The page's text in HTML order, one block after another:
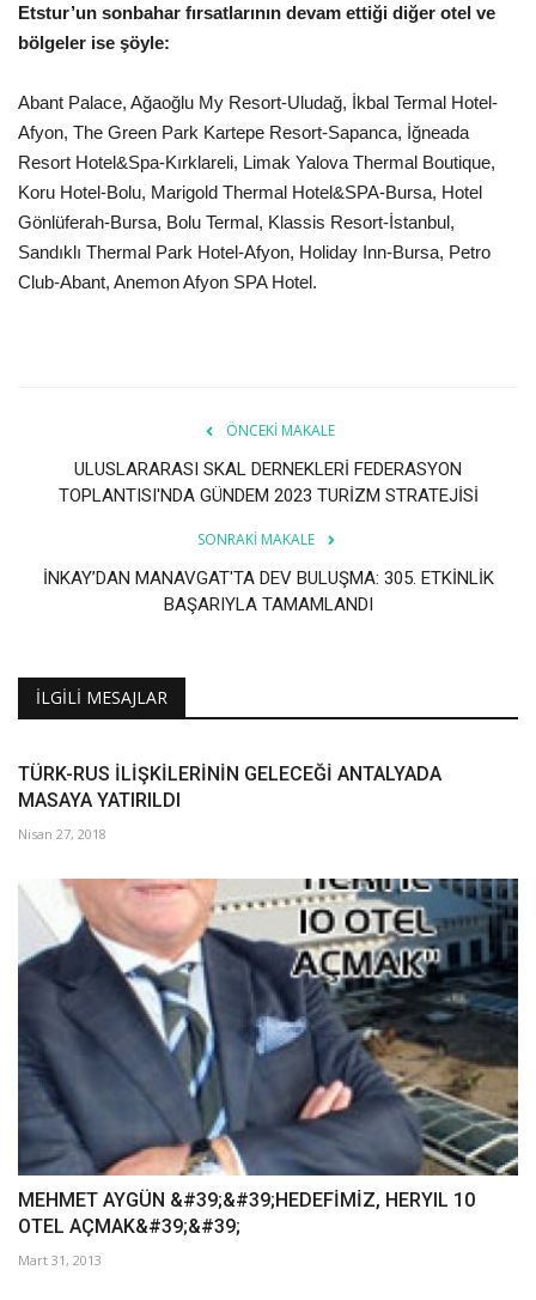
Etstur’un sonbahar fırsatlarının devam ettiği diğer otel ve
bölgeler ise şöyle:
Abant Palace, Ağaoğlu My Resort-Uludağ, İkbal Termal Hotel-
Afyon, The Green Park Kartepe Resort-Sapanca, İğneada
Resort Hotel&Spa-Kırklareli, Limak Yalova Thermal Boutique,
Koru Hotel-Bolu, Marigold Thermal Hotel&SPA-Bursa, Hotel
Gönlüferah-Bursa, Bolu Termal, Klassis Resort-İstanbul,
Sandıklı Thermal Park Hotel-Afyon, Holiday Inn-Bursa, Petro
Club-Abant, Anemon Afyon SPA Hotel.
ÖNCEKI MAKALE
ULUSLARARASI SKAL DERNEKLERİ FEDERASYON
TOPLANTISI'NDA GÜNDEM 2023 TURİZM STRATEJİSİ
SONRAKI MAKALE
İNKAY’DAN MANAVGAT'TA DEV BULUŞMA: 305. ETKİNLİK
BAŞARIYLA TAMAMLANDI
İLGILI MESAJLAR
TÜRK-RUS İLİŞKİLERİNİN GELECEĞİ ANTALYADA
MASAYA YATIRILDI
Nisan 27, 2018
MEHMET AYGÜN &#39;&#39;HEDEFİMİZ, HERYIL 10
OTEL AÇMAK&#39;&#39;
Mart 31, 2013